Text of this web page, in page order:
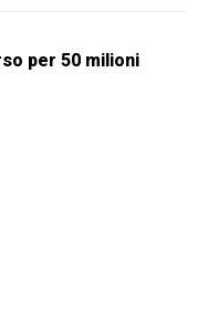
per 50 milioni